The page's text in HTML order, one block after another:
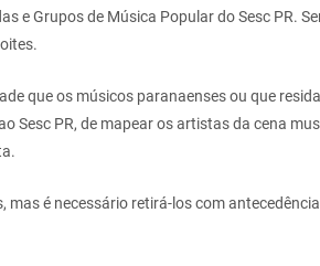
e Grupos de Música Popular do Sesc PR.
que os músicos paranaenses ou que
Sesc PR, de mapear os artistas da cena
mas é necessário retirá-los com